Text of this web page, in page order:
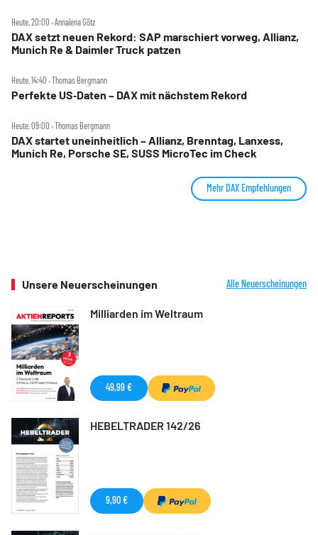
Heute, 20:00 ‧ Annalena Götz
DAX setzt neuen Rekord: SAP marschiert vorweg, Allianz,
Munich Re & Daimler Truck patzen
Heute, 14:40 ‧ Thomas Bergmann
Perfekte US‑Daten – DAX mit nächstem Rekord
Heute, 09:00 ‧ Thomas Bergmann
DAX startet uneinheitlich – Allianz, Brenntag, Lanxess,
Munich Re, Porsche SE, SUSS MicroTec im Check
Mehr DAX Empfehlungen
Unsere Neuerscheinungen Alle Neuerscheinungen
Milliarden im Weltraum
49,99 €
HEBELTRADER 142/26
9,90 €